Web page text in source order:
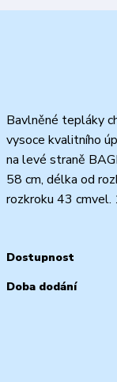
Bavlněné tepláky
vysoce kvalitního
na levé straně
58 cm, délka od
rozkroku 43 cmvel.
Dostupnost
Doba dodání